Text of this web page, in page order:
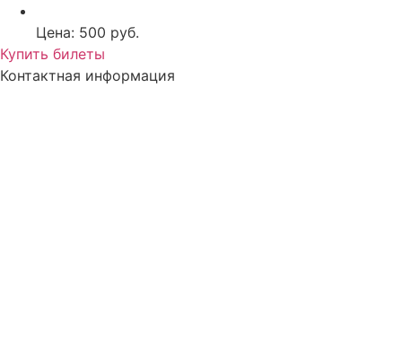
Цена: 500 руб.
Купить билеты
Контактная информация